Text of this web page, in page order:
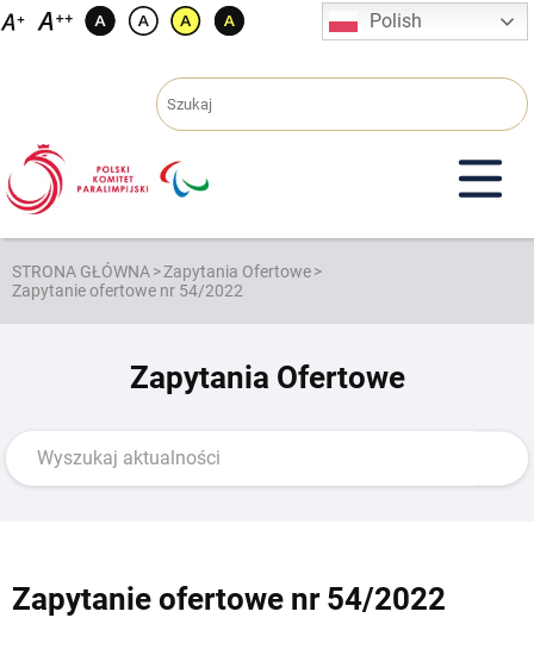
Przejdź
Polish
STRONA GŁÓWNA>Zapytania Ofertowe>
Zapytanie ofertowe nr 54/2022
Zapytania Ofertowe
Zapytanie ofertowe nr 54/2022